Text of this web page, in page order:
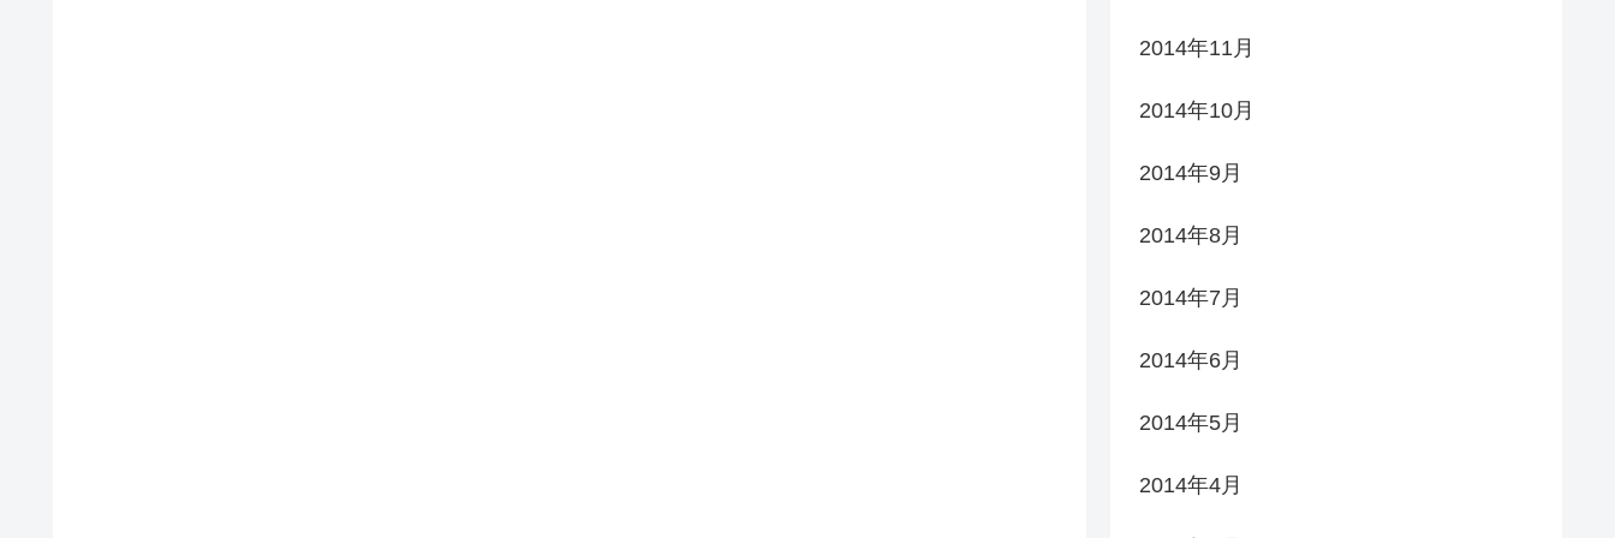
2014年11月
2014年10月
2014年9月
2014年8月
2014年7月
2014年6月
2014年5月
2014年4月